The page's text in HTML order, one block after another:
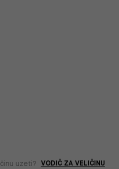
uzeti? VODIČ ZA VELIČINU